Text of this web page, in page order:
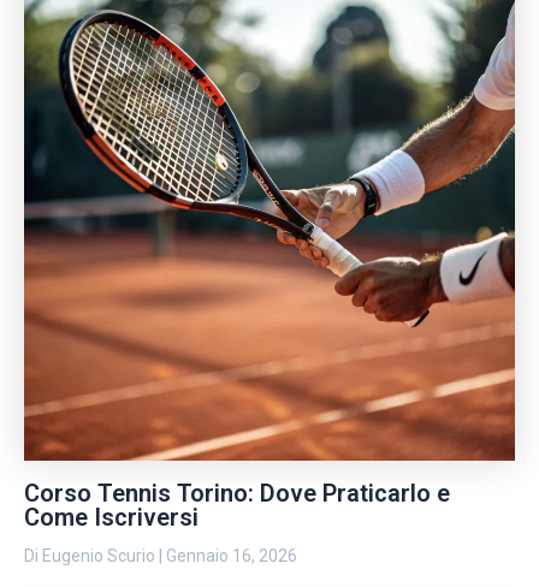
Corso Tennis Torino: Dove Praticarlo e
Come Iscriversi
Di Eugenio Scurio | Gennaio 16, 2026